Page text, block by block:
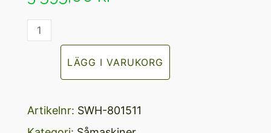
Cresco
LÄGG I VARUKORG
Artikelnr: SWH-801511